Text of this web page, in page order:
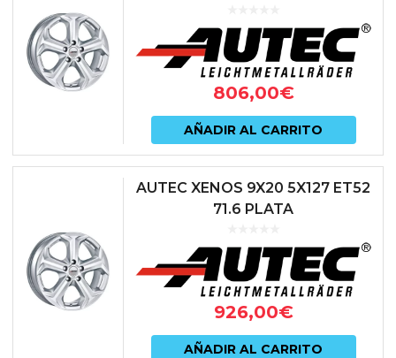
806,00€
AÑADIR AL CARRITO
AUTEC XENOS 9X20 5X127 ET52
71.6 PLATA
926,00€
AÑADIR AL CARRITO